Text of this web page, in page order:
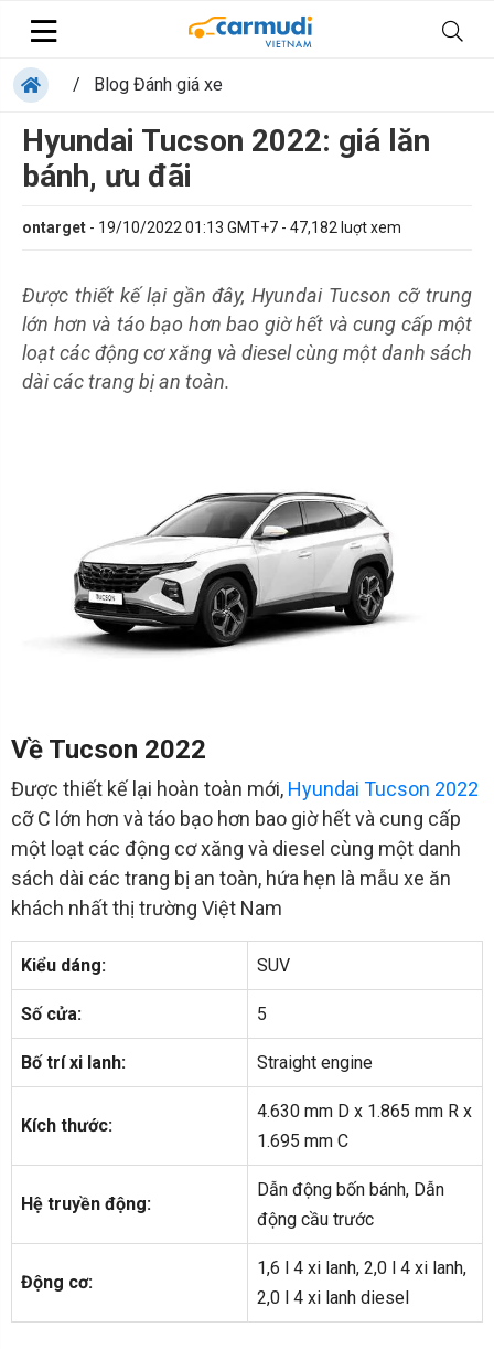
/ Blog Đánh giá xe
Hyundai Tucson 2022: giá lăn
bánh, ưu đãi
ontarget - 19/10/2022 01:13 GMT+7 - 47,182 luợt xem
Được thiết kế lại gần đây, Hyundai Tucson cỡ trung
lớn hơn và táo bạo hơn bao giờ hết và cung cấp một
loạt các động cơ xăng và diesel cùng một danh sách
dài các trang bị an toàn.
Về Tucson 2022
Được thiết kế lại hoàn toàn mới, Hyundai Tucson 2022
cỡ C lớn hơn và táo bạo hơn bao giờ hết và cung cấp
một loạt các động cơ xăng và diesel cùng một danh
sách dài các trang bị an toàn, hứa hẹn là mẫu xe ăn
khách nhất thị trường Việt Nam
Kiểu dáng: SUV
Số cửa: 5
Bố trí xi lanh: Straight engine
Kích thước:
4.630 mm D x 1.865 mm R x
1.695 mm C
Hệ truyền động:
Dẫn động bốn bánh, Dẫn
động cầu trước
Động cơ:
1,6 l 4 xi lanh, 2,0 l 4 xi lanh,
2,0 l 4 xi lanh diesel